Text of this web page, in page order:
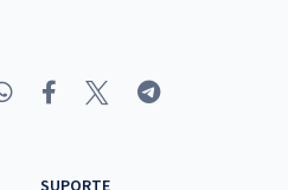
SUPORTE